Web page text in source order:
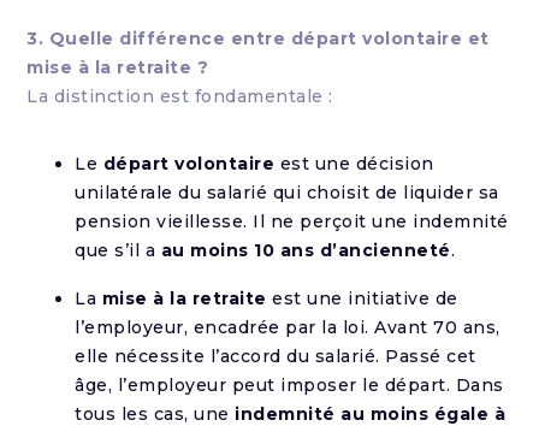
3. Quelle différence entre départ volontaire et
mise à la retraite ?
La distinction est fondamentale :
Le départ volontaire est une décision
unilatérale du salarié qui choisit de liquider sa
pension vieillesse. Il ne perçoit une indemnité
que s’il a au moins 10 ans d’ancienneté.
La mise à la retraite est une initiative de
l’employeur, encadrée par la loi. Avant 70 ans,
elle nécessite l’accord du salarié. Passé cet
âge, l’employeur peut imposer le départ. Dans
tous les cas, une indemnité au moins égale à